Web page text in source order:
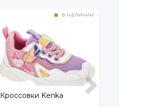
в наличии
Кроссовки Kenka